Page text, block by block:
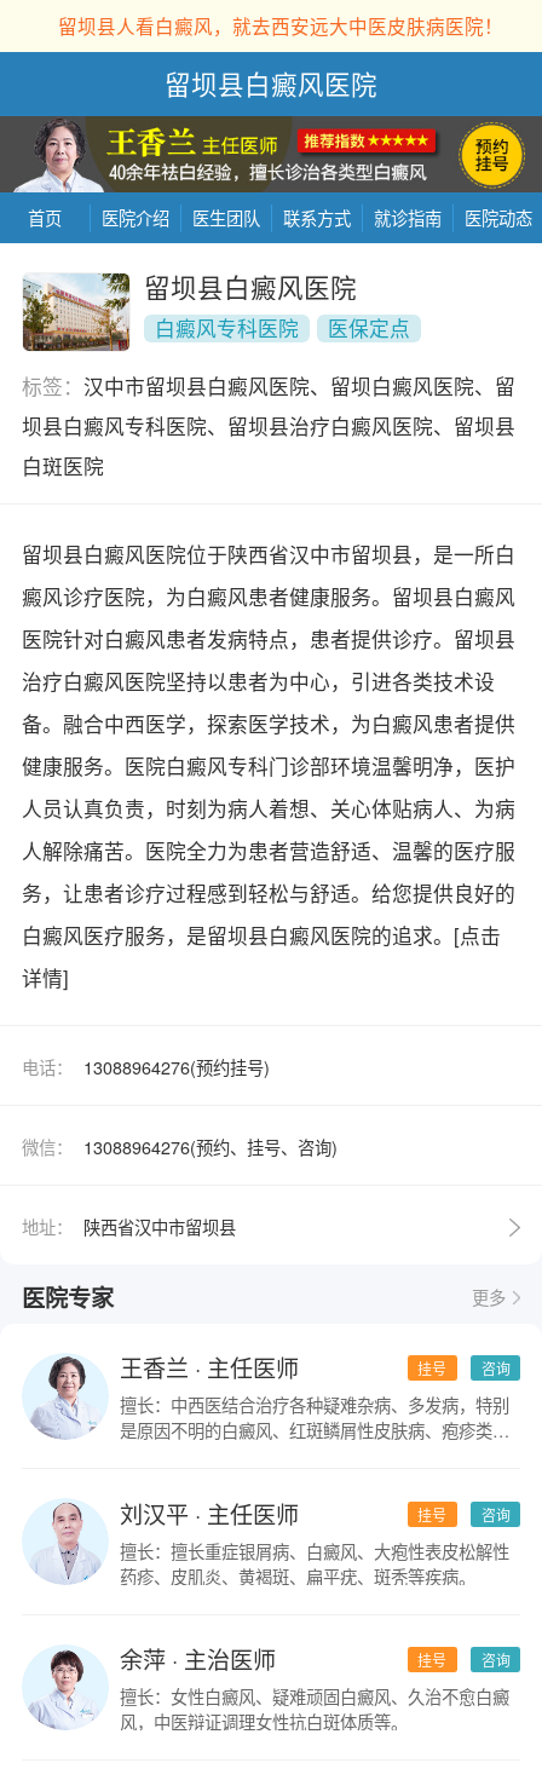
留坝县人看白癜风，就去西安远大中医皮肤病医院！
留坝县白癜风医院
首页 医院介绍 医生团队 联系方式 就诊指南 医院动态
留坝县白癜风医院
白癜风专科医院
医保定点
标签： 汉中市留坝县白癜风医院、留坝白癜风医院、留
坝县白癜风专科医院、留坝县治疗白癜风医院、留坝县
白斑医院
留坝县白癜风医院位于陕西省汉中市留坝县，是一所白
癜风诊疗医院，为白癜风患者健康服务。留坝县白癜风
医院针对白癜风患者发病特点，患者提供诊疗。留坝县
治疗白癜风医院坚持以患者为中心，引进各类技术设
备。融合中西医学，探索医学技术，为白癜风患者提供
健康服务。医院白癜风专科门诊部环境温馨明净，医护
人员认真负责，时刻为病人着想、关心体贴病人、为病
人解除痛苦。医院全力为患者营造舒适、温馨的医疗服
务，让患者诊疗过程感到轻松与舒适。给您提供良好的
白癜风医疗服务，是留坝县白癜风医院的追求。 [点击
详情]
电话： 13088964276(预约挂号)
微信： 13088964276(预约、挂号、咨询)
地址： 陕西省汉中市留坝县
医院专家 更多
咨询
挂号
王香兰 · 主任医师
擅长：中西医结合治疗各种疑难杂病、多发病，特别
是原因不明的白癜风、红斑鳞屑性皮肤病、疱疹类皮
咨询
挂号
刘汉平· 主任医师
擅长：擅长重症银屑病、白癜风、大疱性表皮松解性
药疹、皮肌炎、黄褐斑、扁平疣、斑秃等疾病。
咨询
挂号
余萍· 主治医师
擅长：女性白癜风、疑难顽固白癜风、久治不愈白癜
风，中医辩证调理女性抗白斑体质等。